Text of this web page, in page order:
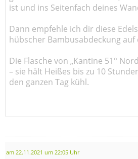
ist und ins Seitenfach deines
Dann empfehle ich dir diese
hübscher Bambusabdeckung auf
Die Flasche von „Kantine 51°
– sie hält Heißes bis zu 10
den ganzen Tag kühl.
am 22.11.2021 um 22:05 Uhr